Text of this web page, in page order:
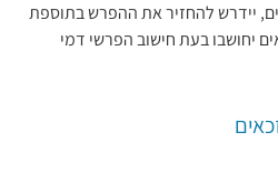
יידרש להחזיר את ההפרש בתוספת
יחושבו בעת חישוב הפרשי דמי